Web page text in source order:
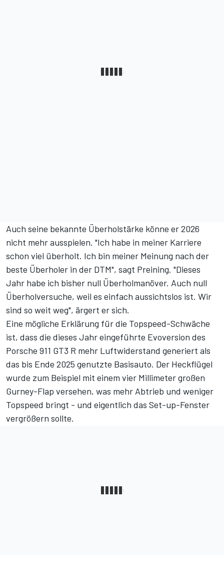
Auch seine bekannte Überholstärke könne er 2026
nicht mehr ausspielen. "Ich habe in meiner Karriere
schon viel überholt. Ich bin meiner Meinung nach der
beste Überholer in der DTM", sagt Preining. "Dieses
Jahr habe ich bisher null Überholmanöver. Auch null
Überholversuche, weil es einfach aussichtslos ist. Wir
sind so weit weg", ärgert er sich.
Eine mögliche Erklärung für die Topspeed-Schwäche
ist, dass die dieses Jahr eingeführte Evoversion des
Porsche 911 GT3 R mehr Luftwiderstand generiert als
das bis Ende 2025 genutzte Basisauto. Der Heckflügel
wurde zum Beispiel mit einem vier Millimeter großen
Gurney-Flap versehen, was mehr Abtrieb und weniger
Topspeed bringt - und eigentlich das Set-up-Fenster
vergrößern sollte.